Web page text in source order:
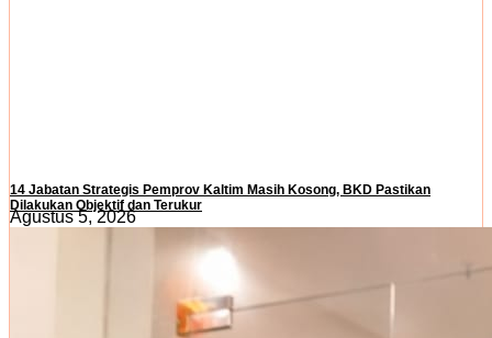
14 Jabatan Strategis Pemprov Kaltim Masih Kosong, BKD Pastikan
Dilakukan Objektif dan Terukur
Agustus 5, 2026